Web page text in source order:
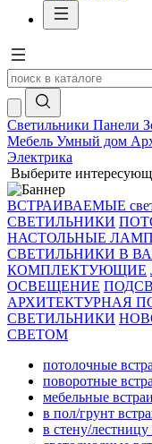
Светильники Панели
Мебель Умный дом
Электрика
Выберите
ВСТРАИВАЕМЫЕ
СВЕТИЛЬНИКИ
НАСТОЛЬНЫЕ
СВЕТИЛЬНИКИ В
КОМПЛЕКТУЮЩИЕ
ОСВЕЩЕНИЕ
АРХИТЕКТУРНАЯ
СВЕТИЛЬНИКИ
СВЕТОМ
потолочные
поворотные
мебельные
в пол/грунт
в стену/